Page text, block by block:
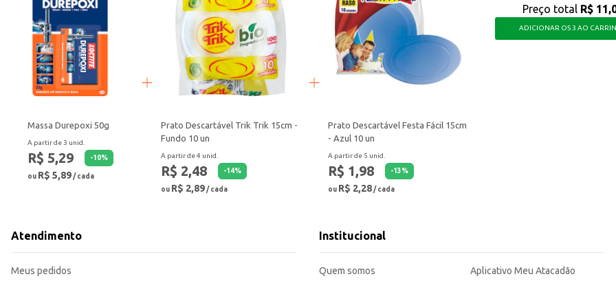
Massa Durepoxi 50g
A partir de 3 unid.
R$ 5,29 -10%
ou R$ 5,89 / cada
Prato Descartável Trik Trik 15cm -
Fundo 10 un
A partir de 4 unid.
R$ 2,48 -14%
ou R$ 2,89/ cada
Prato Descartável Festa Fácil 15cm
- Azul 10 un
A partir de 5 unid.
R$ 1,98 -13%
ou R$ 2,28/ cada
Preço total R$
ADICIONAR OS 3 AO
Atendimento
Meus pedidos
Institucional
Quem somos Aplicativo Meu Atacadão